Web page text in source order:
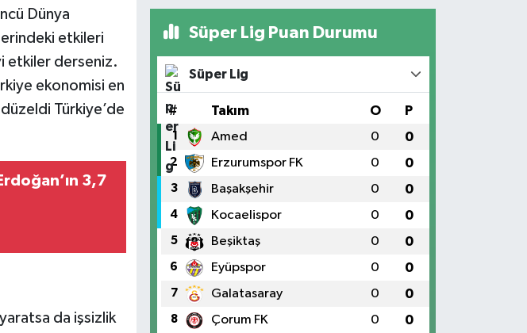
Dünya
etkileri
etkiler derseniz.
ekonomisi en
Türkiye’de
3,7
da işsizlik
Süper Lig Puan Durumu
Süper Lig
# Takım O P
1 Amed 0 0
2 Erzurumspor FK 0 0
3 Başakşehir 0 0
4 Kocaelispor 0 0
5 Beşiktaş 0 0
6 Eyüpspor 0 0
7 Galatasaray 0 0
8 Çorum FK 0 0